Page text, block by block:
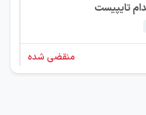
تایپیست
منقضی شده